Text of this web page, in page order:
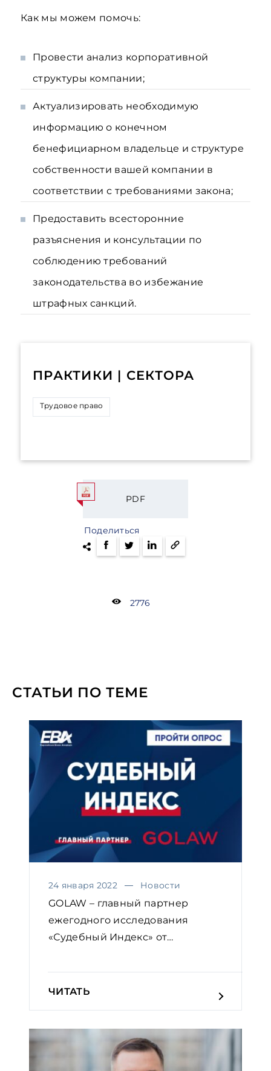
Как мы можем помочь:
Провести анализ корпоративной
структуры компании;
Актуализировать необходимую
информацию о конечном
бенефициарном владельце и структуре
собственности вашей компании в
соответствии с требованиями закона;
Предоставить всесторонние
разъяснения и консультации по
соблюдению требований
законодательства во избежание
штрафных санкций.
ПРАКТИКИ | СЕКТОРА
Трудовое право
PDF
Поделиться
2776
СТАТЬИ ПО ТЕМЕ
24 января 2022 Новости
GOLAW – главный партнер
ежегодного исследования
«Судебный Индекс» от
ЧИТАТЬ